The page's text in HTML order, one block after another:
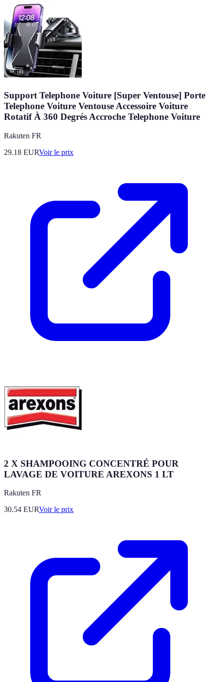
Support Telephone Voiture [Super Ventouse] Porte
Telephone Voiture Ventouse Accessoire Voiture
Rotatif À 360 Degrés Accroche Telephone Voiture
Rakuten FR
29.18 EURVoir le prix
2 X SHAMPOOING CONCENTRÉ POUR
LAVAGE DE VOITURE AREXONS 1 LT
Rakuten FR
30.54 EURVoir le prix